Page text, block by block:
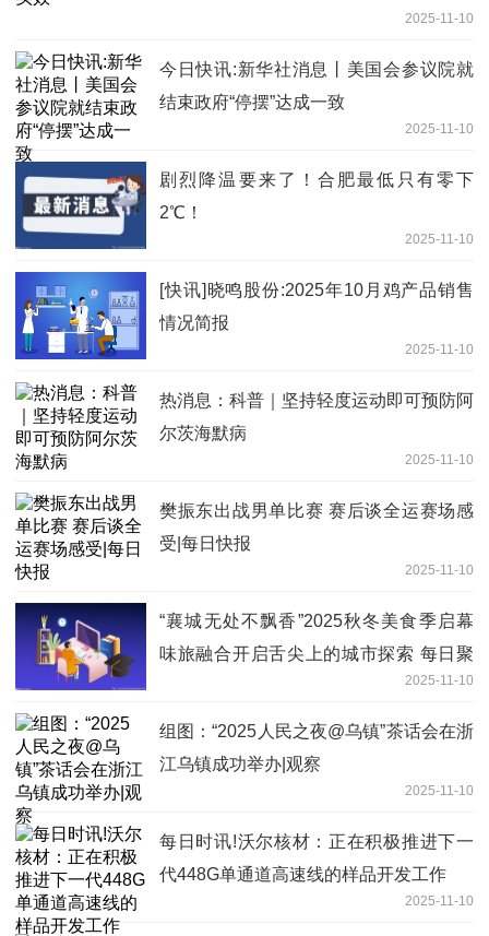
2025-11-10
今日快讯:新华社消息丨美国会参议院就
结束政府“停摆”达成一致
2025-11-10
剧烈降温要来了！合肥最低只有零下
2℃！
2025-11-10
[快讯]晓鸣股份:2025年10月鸡产品销售
情况简报
2025-11-10
热消息：科普｜坚持轻度运动即可预防阿
尔茨海默病
2025-11-10
樊振东出战男单比赛 赛后谈全运赛场感
受|每日快报
2025-11-10
“襄城无处不飘香”2025秋冬美食季启幕
味旅融合开启舌尖上的城市探索 每日聚
2025-11-10
组图：“2025人民之夜@乌镇”茶话会在浙
江乌镇成功举办|观察
2025-11-10
每日时讯!沃尔核材：正在积极推进下一
代448G单通道高速线的样品开发工作
2025-11-10